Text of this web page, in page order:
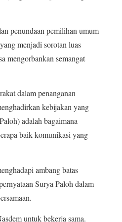
penundaan pemilihan umum
menjadi sorotan luas
mengorbankan semangat
dalam penanganan
kebijakan yang
adalah bagaimana
baik komunikasi yang
ambang batas
Surya Paloh dalam
untuk bekerja sama.